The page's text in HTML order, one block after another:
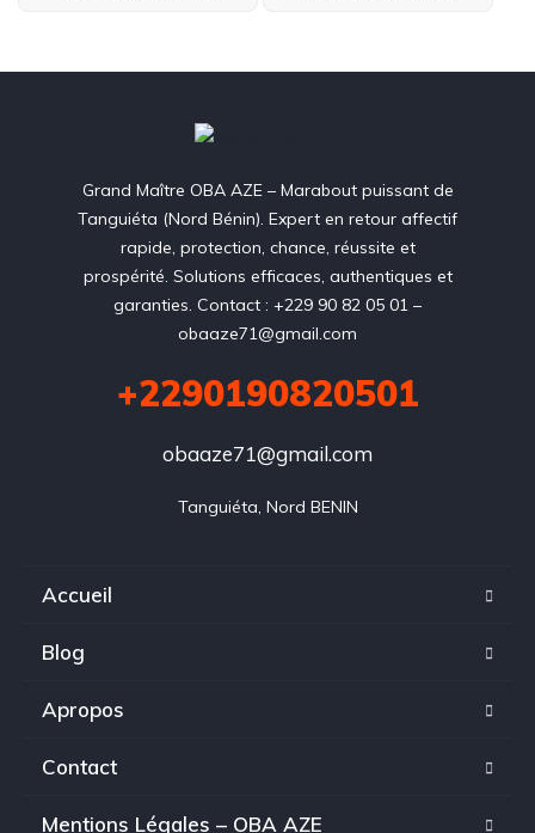
Grand Maître OBA AZE – Marabout puissant de
Tanguiéta (Nord Bénin). Expert en retour affectif
rapide, protection, chance, réussite et
prospérité. Solutions efficaces, authentiques et
garanties. Contact : +229 90 82 05 01 –
obaaze71@gmail.com
+2290190820501
obaaze71@gmail.com
Tanguiéta, Nord BENIN
Accueil
Blog
Apropos
Contact
Mentions Légales – OBA AZE